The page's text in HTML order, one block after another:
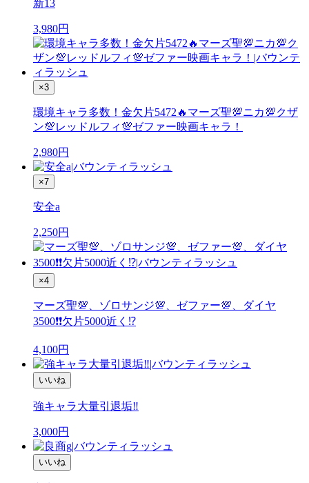
新13
3,980円
×3
環境キャラ多数！金欠片5472🔥マーズ聖💯ニカ💯クザ
ン💯レッドルフィ💯ゼファー映画キャラ！
2,980円
×7
安全a
2,250円
×4
マーズ聖💯、ゾロサンジ💯、ゼファー💯、ダイヤ
3500❗❗欠片5000近く⁉️
4,100円
いいね
強キャラ大量引退垢‼️
3,000円
いいね